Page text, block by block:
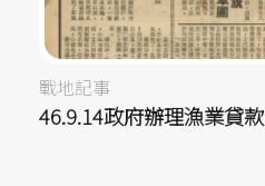
戰地記事
46.9.14政府辦理漁業貸款